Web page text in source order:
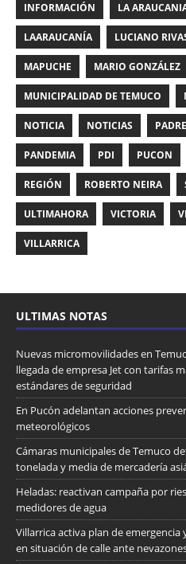
INFORMACIÓN LA
LAARAUCANÍA LUCIANO
MAPUCHE MARIO GONZÁLEZ
MUNICIPALIDAD DE TEMUCO
NOTICIA NOTICIAS
PANDEMIA PDI PUCON
REGIÓN ROBERTO NEIRA
ULTIMAHORA VICTORIA
VILLARRICA
ULTIMAS NOTAS
Nuevas micromovilidades en
llegada de empresa Jet con tarifas
estándares de seguridad
En Pucón adelantan acciones
meteorológicos
Cámaras municipales de Temuco
tonelada y media de mercadería
Heladas: reactivan campaña por
medidores de agua
Villarrica activa plan de
en situación de calle ante